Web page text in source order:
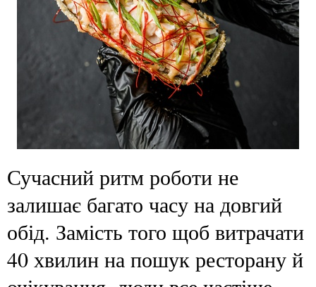
Сучасний ритм роботи не
залишає багато часу на довгий
обід. Замість того щоб витрачати
40 хвилин на пошук ресторану й